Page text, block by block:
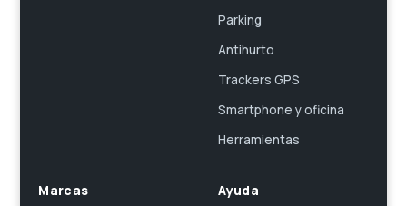
Parking
Antihurto
Trackers GPS
Smartphone y oficina
Herramientas
Marcas Ayuda